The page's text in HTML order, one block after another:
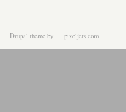
Drupal theme by pixeljets.com